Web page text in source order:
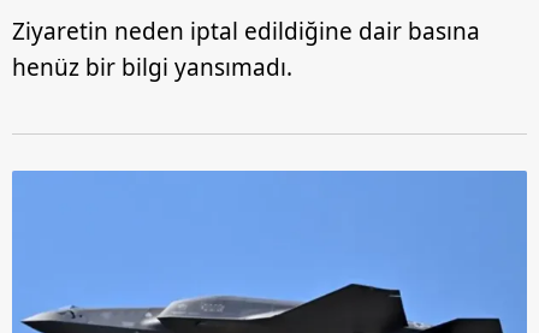
Ziyaretin neden iptal edildiğine dair basına
henüz bir bilgi yansımadı.